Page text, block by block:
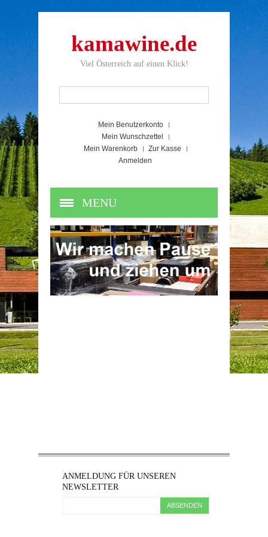
kamawine.de
Viel Österreich auf einen Klick!
Mein Benutzerkonto
Mein Wunschzettel
Mein Warenkorb
Zur Kasse
Anmelden
MENU
ANMELDUNG FÜR UNSEREN
NEWSLETTER
ABSENDEN